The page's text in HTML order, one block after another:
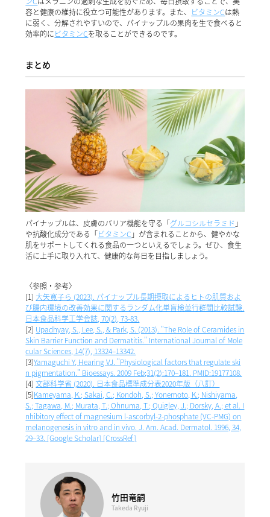
容と健康の維持に役立つ可能性があります。また、 ビタミンCは熱
に弱く、分解されやすいので、パイナップルの果肉を生で食べると
効率的にビタミンCを取ることができるのです。
まとめ
パイナップルは、皮膚のバリア機能を守る「グルコシルセラミド 」
や抗酸化成分である「ビタミンC 」が含まれることから、健やかな
肌をサポートしてくれる食品の一つといえるでしょう。ぜひ、食生
活に上手に取り入れて、健康的な毎日を目指しましょう。
〈参照・参考〉
[1]大矢寛子ら (2023). パイナップル長期摂取によるヒトの肌質およ
び腸内環境の改善効果に関するランダム化単盲検並行群間比較試験.
日本食品科学工学会誌, 70(2), 73-83.
[2] Upadhyay, S., Lee, S., & Park, S. (2013). "The Role of Ceramides in
Skin Barrier Function and Dermatitis." International Journal of Mole
cular Sciences, 14(7), 13324–13342.
[3]Yamaguchi Y, Hearing VJ. "Physiological factors that regulate ski
n pigmentation." Bioessays. 2009 Feb;31(2):170–181. PMID:19177108.
[4]文部科学省 (2020). 日本食品標準成分表2020年版（八訂）
[5]Kameyama, K.; Sakai, C.; Kondoh, S.; Yonemoto, K.; Nishiyama,
S.; Tagawa, M.; Murata, T.; Ohnuma, T.; Quigley, J.; Dorsky, A.; et al. I
nhibitory effect of magnesium l-ascorbyl-2-phosphate (VC-PMG) on
melanogenesis in vitro and in vivo. J. Am. Acad. Dermatol. 1996, 34,
29–33. [Google Scholar] [CrossRef]
竹田竜嗣
Takeda Ryuji